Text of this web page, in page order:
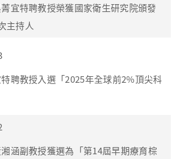
宜特聘教授榮獲國家衛生研究院頒發
主持人
聘教授入選「2025年全球前2%頂尖科
涵副教授獲選為「第14屆早期療育棕